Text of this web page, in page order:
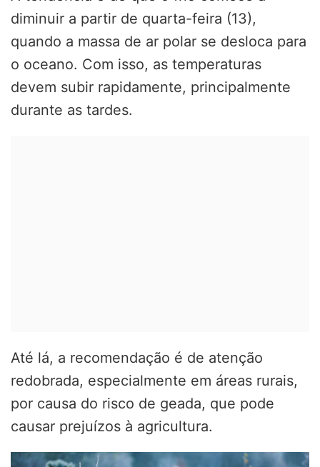
diminuir a partir de quarta-feira (13),
quando a massa de ar polar se desloca para
o oceano. Com isso, as temperaturas
devem subir rapidamente, principalmente
durante as tardes.
Até lá, a recomendação é de atenção
redobrada, especialmente em áreas rurais,
por causa do risco de geada, que pode
causar prejuízos à agricultura.